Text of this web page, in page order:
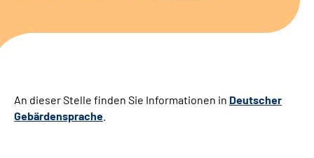
An dieser Stelle finden Sie Informationen in Deutscher
Gebärdensprache